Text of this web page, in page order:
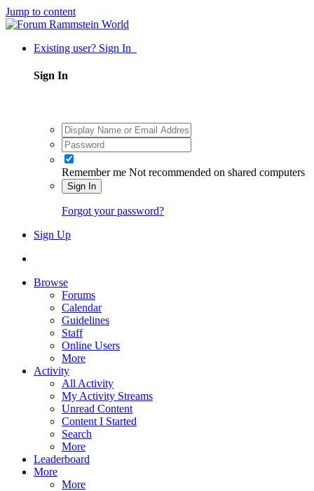
Jump to content
Existing user? Sign In
Sign In
Remember me Not recommended on shared computers
Sign In
Forgot your password?
Sign Up
Browse
Forums
Calendar
Guidelines
Staff
Online Users
More
Activity
All Activity
My Activity Streams
Unread Content
Content I Started
Search
More
Leaderboard
More
More